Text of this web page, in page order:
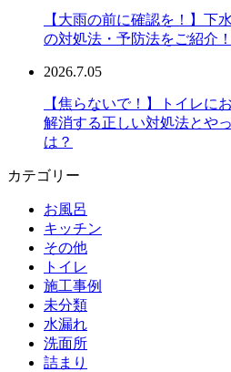
【大雨の前に確認を！】下
の対処法・予防法をご紹介！
2026.7.05
【焦らないで！】トイレに
解消する正しい対処法とや
は？
カテゴリー
お風呂
キッチン
その他
トイレ
施工事例
未分類
水漏れ
洗面所
詰まり